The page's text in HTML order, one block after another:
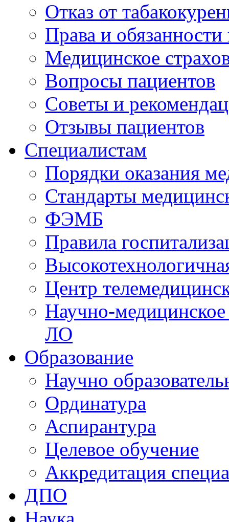
Отказ от
Права и
Медицинское
Вопросы пациентов
Советы и
Отзывы пациентов
Специалистам
Порядки оказания
Стандарты
ФЭМБ
Правила
Центр
Научно-
ЛО
Образование
Научно
Ординатура
Аспирантура
Целевое обучение
Аккредитация
ДПО